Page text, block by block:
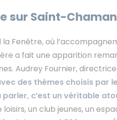
sur Saint-
Fenêtre, où
a fait une apparition
Audrey Fournier,
des thèmes choisis par
parler, c’est un véritable
loisirs, un club jeunes, un